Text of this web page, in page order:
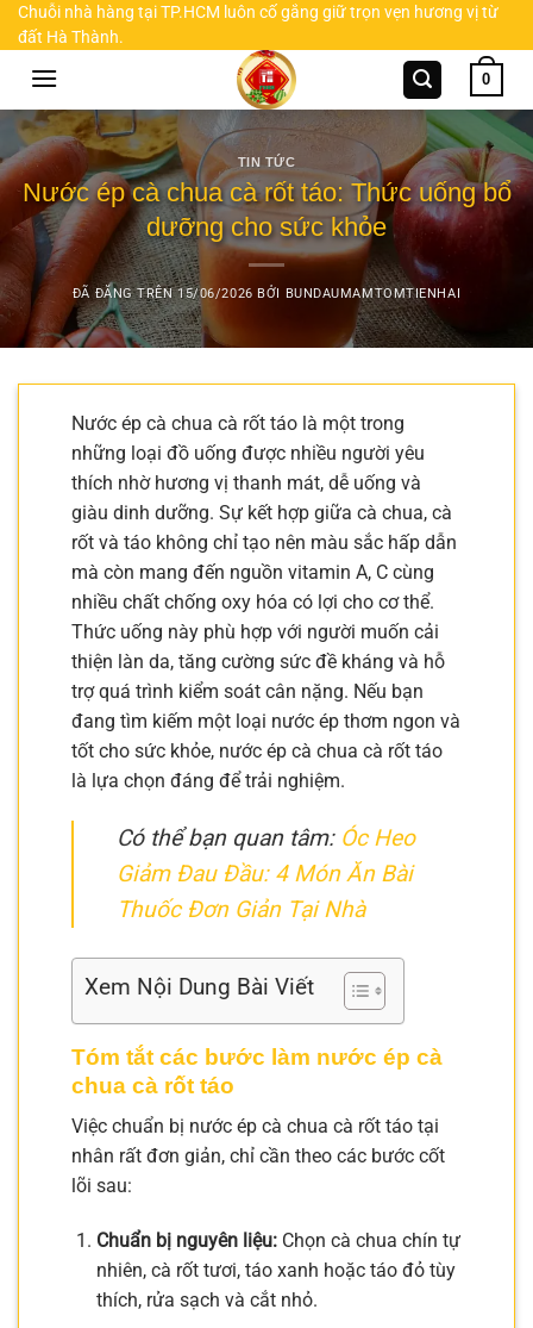
Chuyển
đến
Chuỗi nhà hàng tại TP.HCM luôn cố gắng giữ trọn vẹn hương vị từ
đất Hà Thành.
0
TIN TỨC
Nước ép cà chua cà rốt táo: Thức uống bổ
dưỡng cho sức khỏe
ĐÃ ĐĂNG TRÊN15/06/2026 BỞI BUNDAUMAMTOMTIENHAI
Nước ép cà chua cà rốt táo là một trong
những loại đồ uống được nhiều người yêu
thích nhờ hương vị thanh mát, dễ uống và
giàu dinh dưỡng. Sự kết hợp giữa cà chua, cà
rốt và táo không chỉ tạo nên màu sắc hấp dẫn
mà còn mang đến nguồn vitamin A, C cùng
nhiều chất chống oxy hóa có lợi cho cơ thể.
Thức uống này phù hợp với người muốn cải
thiện làn da, tăng cường sức đề kháng và hỗ
trợ quá trình kiểm soát cân nặng. Nếu bạn
đang tìm kiếm một loại nước ép thơm ngon và
tốt cho sức khỏe, nước ép cà chua cà rốt táo
là lựa chọn đáng để trải nghiệm.
Có thể bạn quan tâm: Óc Heo
Giảm Đau Đầu: 4 Món Ăn Bài
Thuốc Đơn Giản Tại Nhà
Xem Nội Dung Bài Viết
Tóm tắt các bước làm nước ép cà
chua cà rốt táo
Việc chuẩn bị nước ép cà chua cà rốt táo tại
nhân rất đơn giản, chỉ cần theo các bước cốt
lõi sau:
Chuẩn bị nguyên liệu:Chọn cà chua chín tự
nhiên, cà rốt tươi, táo xanh hoặc táo đỏ tùy
thích, rửa sạch và cắt nhỏ.